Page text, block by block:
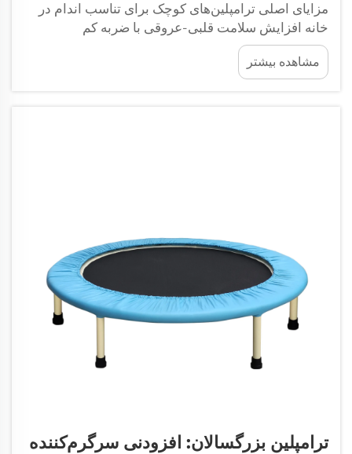
مزایای اصلی ترامپلین‌های کوچک برای تناسب اندام در
خانه افزایش سلامت قلبی-عروقی با ضربه کم
ترامپلین‌های کوچک افزایش سلامت قلبی-عروقی عالی
فراهم می‌کنند و در عین حال به مفاصل بدن فشار کمی
وارد می‌کنند، بنابراین برای هر کسی بسته به سطح
مشاهده بیشتر
ترامپلین بزرگسالان: افزودنی سرگرم‌کننده